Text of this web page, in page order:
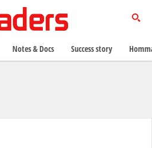
Notes & Docs Success story